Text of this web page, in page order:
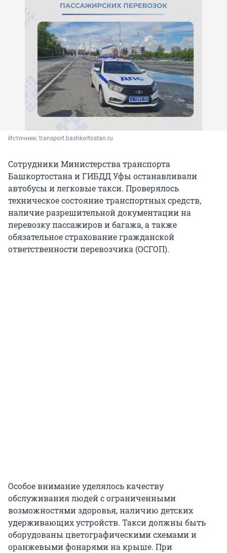
Источник: transport.bashkortostan.ru
Сотрудники Министерства транспорта
Башкортостана и ГИБДД Уфы останавливали
автобусы и легковые такси. Проверялось
техническое состояние транспортных средств,
наличие разрешительной документации на
перевозку пассажиров и багажа, а также
обязательное страхование гражданской
ответственности перевозчика (ОСГОП).
Особое внимание уделялось качеству
обслуживания людей с ограниченными
возможностями здоровья, наличию детских
удерживающих устройств. Такси должны быть
оборудованы цветографическими схемами и
оранжевыми фонарями на крыше. При